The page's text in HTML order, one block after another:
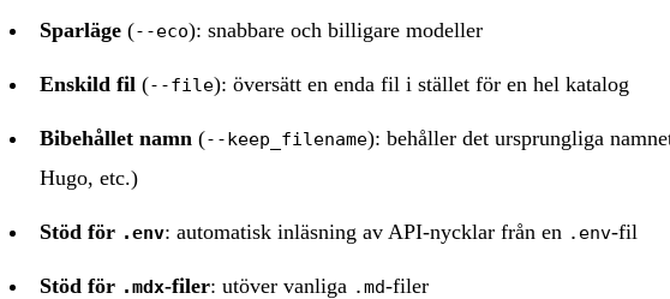
Sparläge (--eco): snabbare och billigare modeller
Enskild fil (--file): översätt en enda fil i stället för en hel katalog
Bibehållet namn (--keep_filename): behåller det ursprungliga
Hugo, etc.)
Stöd för .env: automatisk inläsning av API-nycklar från en .env-fil
Stöd för .mdx-filer: utöver vanliga .md-filer